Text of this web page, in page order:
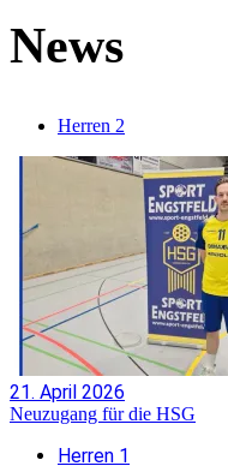
News
Herren 2
21. April 2026
Neuzugang für die HSG
Herren 1